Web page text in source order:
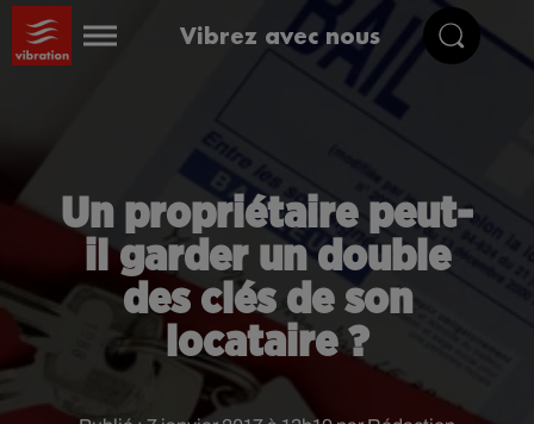
Vibrez avec nous
Un propriétaire peut-
il garder un double
des clés de son
locataire ?